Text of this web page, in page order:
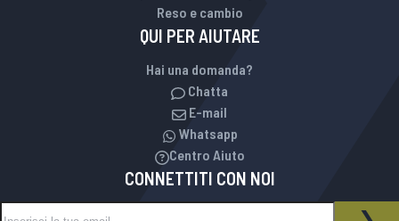
Reso e cambio
QUI PER AIUTARE
Hai una domanda?
Chatta
E-mail
Whatsapp
Centro Aiuto
CONNETTITI CON NOI
NEWSLETTER